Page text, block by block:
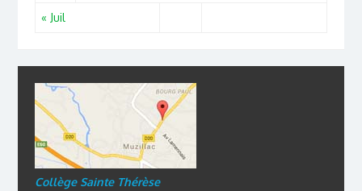
« Juil
Collège Sainte Thérèse